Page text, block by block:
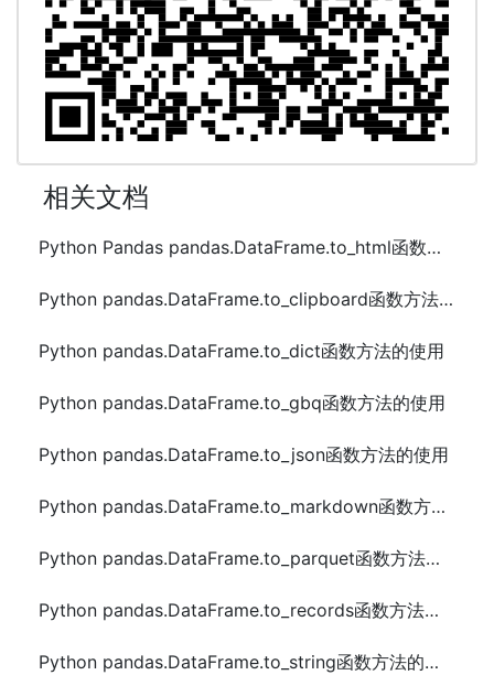
相关文档
Python Pandas pandas.DataFrame.to_html函数方法的使用
Python pandas.DataFrame.to_clipboard函数方法的使用
Python pandas.DataFrame.to_dict函数方法的使用
Python pandas.DataFrame.to_gbq函数方法的使用
Python pandas.DataFrame.to_json函数方法的使用
Python pandas.DataFrame.to_markdown函数方法的使用
Python pandas.DataFrame.to_parquet函数方法的使用
Python pandas.DataFrame.to_records函数方法的使用
Python pandas.DataFrame.to_string函数方法的使用